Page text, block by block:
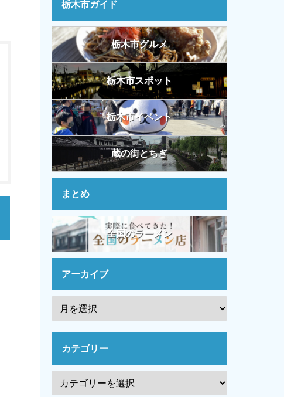
栃木市ガイド
栃木市グルメ
栃木市スポット
栃木市イベント
蔵の街とちぎ
まとめ
全国のラーメン
アーカイブ
カテゴリー